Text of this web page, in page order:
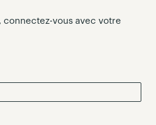
connectez-vous avec votre